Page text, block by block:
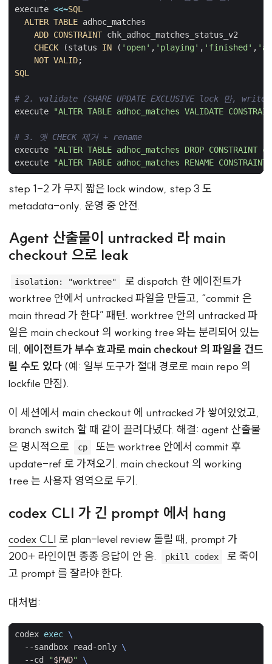
execute <<~SQL
ALTER TABLE adhoc_matches
ADD CONSTRAINT chk_adhoc_matches_status_v2
CHECK
(status IN ( 'open' , 'playing' , 'finished' ,
NOT VALID;
SQL
# 2. validate (SHARE UPDATE EXCLUSIVE lock 만,
execute
"ALTER TABLE adhoc_matches VALIDATE
# 3. 옛 CHECK 제거 + rename
execute
"ALTER TABLE adhoc_matches DROP
execute
"ALTER TABLE adhoc_matches RENAME
step 1-2 가 무지 짧은 lock window, step 3 도
metadata-only. 운영 중 안전.
Agent 산출물이 untracked 라 main
checkout 으로 leak
isolation: "worktree"
로 dispatch 한 에이전트가
worktree 안에서 untracked 파일을 만들고, “commit 은
main thread 가 한다” 패턴. worktree 안의 untracked 파
일은 main checkout 의 working tree 와는 분리되어 있는
데, 에이전트가 부수 효과로 main checkout 의 파일을 건드
릴 수도 있다 (예: 일부 도구가 절대 경로로 main repo 의
lockfile 만짐).
이 세션에서 main checkout 에 untracked 가 쌓여있었고,
branch switch 할 때 같이 끌려다녔다. 해결: agent 산출물
은 명시적으로
cp
또는 worktree 안에서 commit 후
update-ref 로 가져오기. main checkout 의 working
tree 는 사용자 영역으로 두기.
codex CLI 가 긴 prompt 에서 hang
codex CLI 로 plan-level review 돌릴 때, prompt 가
200+ 라인이면 종종 응답이 안 옴.
pkill codex
로 죽이
고 prompt 를 잘라야 한다.
대처법:
codex exec
  --sandbox read-only
  --cd
"$PWD"